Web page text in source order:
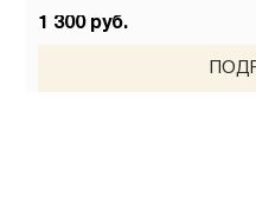
1 300 руб.